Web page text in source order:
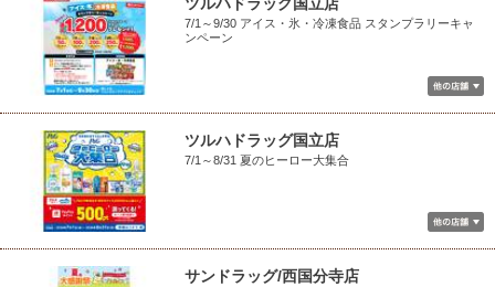
ツルハドラッグ国立店
7/1～9/30 アイス・氷・冷凍食品 スタンプラリーキャ
ンペーン
ツルハドラッグ国立店
7/1～8/31 夏のヒーロー大集合
サンドラッグ/西国分寺店